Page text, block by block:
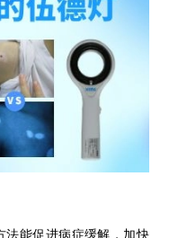
能促进病症缓解，加快